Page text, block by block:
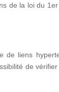
de la loi du
liens
de